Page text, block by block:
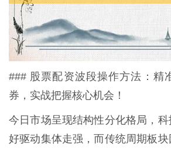
### 股票配资波段操作方法：精
券，实战把握核心机会！
今日市场呈现结构性分化格局，科
好驱动集体走强，而传统周期板